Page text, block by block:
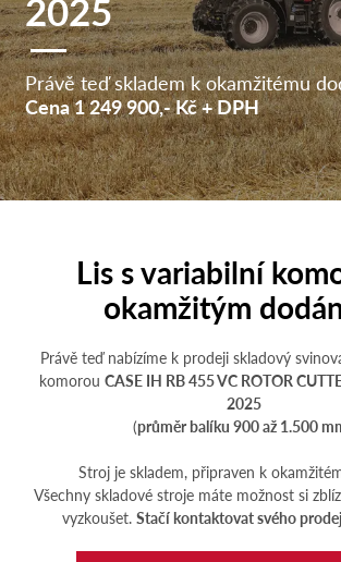
Právě teď skladem k okamžitému
Cena 1 249 900,- Kč + DPH
Lis s variabilní
okamžitým
Právě teď nabízíme k prodeji skladový
komorou CASE IH RB 455 VC ROTOR
2025
(průměr balíku 900 až 1.500
Stroj je skladem, připraven k
Všechny skladové stroje máte možnost si
vyzkoušet. Stačí kontaktovat svého